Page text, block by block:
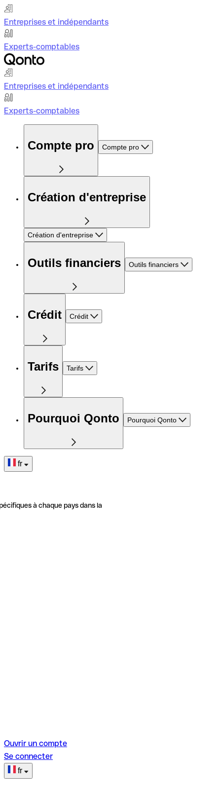
Entreprises et indépendants
Experts-comptables
Entreprises et indépendants
Experts-comptables
Compte pro Compte pro
Création d'entreprise
Création d'entreprise
Outils financiers Outils financiers
Crédit Crédit
Tarifs Tarifs
Pourquoi Qonto Pourquoi Qonto
fr
à chaque pays dans la
Ouvrir un compte
Se connecter
fr